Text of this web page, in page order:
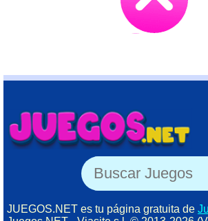
JUEGOS.NET es tu página gratuita de